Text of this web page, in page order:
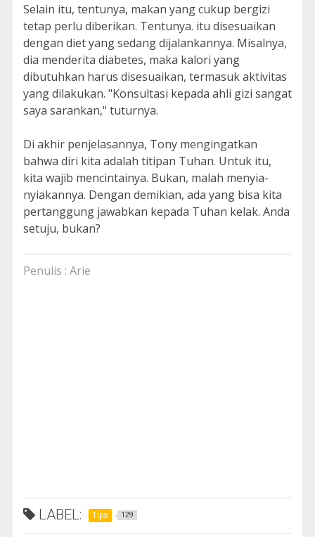
Selain itu, tentunya, makan yang cukup bergizi
tetap perlu diberikan. Tentunya. itu disesuaikan
dengan diet yang sedang dijalankannya. Misalnya,
dia menderita diabetes, maka kalori yang
dibutuhkan harus disesuaikan, termasuk aktivitas
yang dilakukan. "Konsultasi kepada ahli gizi sangat
saya sarankan," tuturnya.
Di akhir penjelasannya, Tony mengingatkan
bahwa diri kita adalah titipan Tuhan. Untuk itu,
kita wajib mencintainya. Bukan, malah menyia-
nyiakannya. Dengan demikian, ada yang bisa kita
pertanggung jawabkan kepada Tuhan kelak. Anda
setuju, bukan?
Penulis : Arie
LABEL: Tips 129